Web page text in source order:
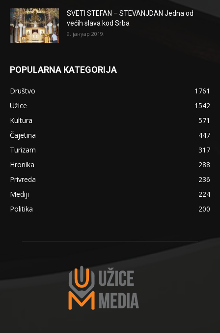
SVETI STEFAN – STEVANJDAN Jedna od
većih slava kod Srba
9. јануар 2019.
POPULARNA KATEGORIJA
Društvo
1761
Užice
1542
Kultura
571
Čajetina
447
Turizam
317
Hronika
288
Privreda
236
Mediji
224
Politika
200